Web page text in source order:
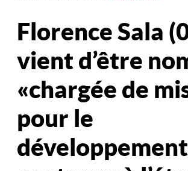
Florence Sala
vient d’être
« chargée de
pour le